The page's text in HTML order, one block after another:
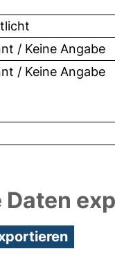
/ Keine Angabe
/ Keine Angabe